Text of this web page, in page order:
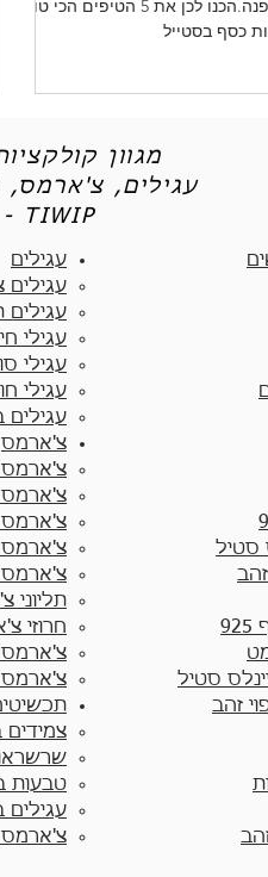
בסטייל ובאופנה.הכנו לכן את 5 הטיפים הכי טובים
כסף בסטייל
מגוון
עגילים, צ'ארמס,
תכשיטים שעושים אותך (עוד יותר) יפה - TIWIP
עגילים
עגילים
עגילים
עגילי
עגילי
עגילי
עגילים
צ'ארמס
צ'ארמס
צ'ארמס
צ'ארמס
צ'ארמס
תליוני
חרוזי
צ'ארמס
צמידים
טבעות
עגילים
צ'ארמס
סטיל
סטיל
זהב